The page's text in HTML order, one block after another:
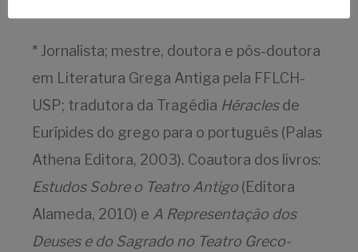
* Jornalista; mestre, doutora e pós-doutora
em Literatura Grega Antiga pela FFLCH-
USP; tradutora da Tragédia Héraclesde
Eurípides do grego para o português (Palas
Athena Editora, 2003). Coautora dos livros:
Estudos Sobre o Teatro Antigo (Editora
Alameda, 2010) e A Representação dos
Deuses e do Sagrado no Teatro Greco-